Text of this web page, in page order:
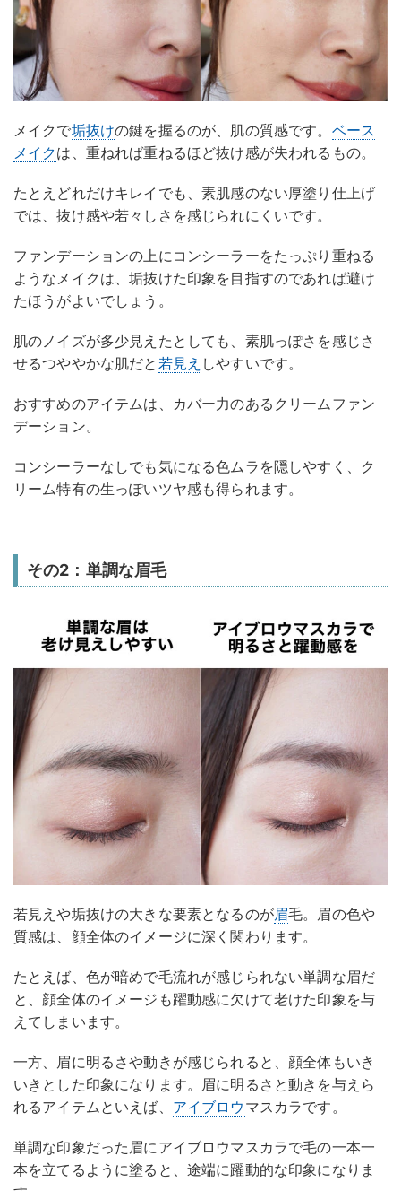
メイクで垢抜けの鍵を握るのが、肌の質感です。 ベース
メイクは、重ねれば重ねるほど抜け感が失われるもの。
たとえどれだけキレイでも、素肌感のない厚塗り仕上げ
では、抜け感や若々しさを感じられにくいです。
ファンデーションの上にコンシーラーをたっぷり重ねる
ようなメイクは、垢抜けた印象を目指すのであれば避け
たほうがよいでしょう。
肌のノイズが多少見えたとしても、素肌っぽさを感じさ
せるつややかな肌だと 若見え しやすいです。
おすすめのアイテムは、カバー力のあるクリームファン
デーション。
コンシーラーなしでも気になる色ムラを隠しやすく、ク
リーム特有の生っぽいツヤ感も得られます。
その2：単調な眉毛
若見えや垢抜けの大きな要素となるのが眉毛。眉の色や
質感は、顔全体のイメージに深く関わります。
たとえば、色が暗めで毛流れが感じられない単調な眉だ
と、顔全体のイメージも躍動感に欠けて老けた印象を与
えてしまいます。
一方、眉に明るさや動きが感じられると、顔全体もいき
いきとした印象になります。眉に明るさと動きを与えら
れるアイテムといえば、 アイブロウ マスカラです。
単調な印象だった眉にアイブロウマスカラで毛の一本一
本を立てるように塗ると、途端に躍動的な印象になりま